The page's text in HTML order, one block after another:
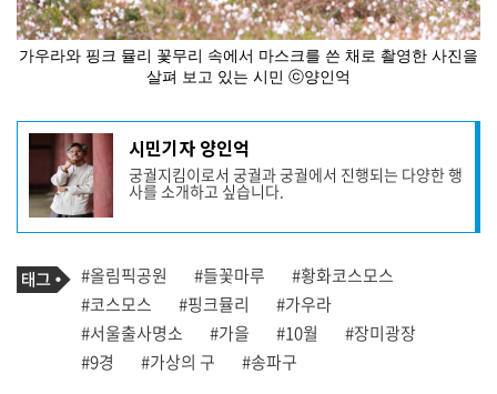
가우라와 핑크 뮬리 꽃무리 속에서 마스크를 쓴 채로 촬영한 사진을
살펴 보고 있는 시민 ⓒ양인억
기
사
작
성
자
프
필
시민기자 양인억
궁궐지킴이로서 궁궐과 궁궐에서 진행되는 다양한 행
사를 소개하고 싶습니다.
기
사
관
련
태
그
태
그
#올림픽공원 #들꽃마루
#황화코스모스
#코스모스
#핑크뮬리
#가우라
#서울출사명소
#가을 #10월
#장미광장
#9경
#가상의 구 #송파구